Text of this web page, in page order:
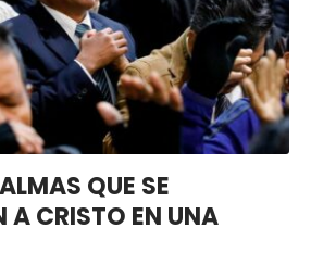
QUE SE
A CRISTO EN UNA